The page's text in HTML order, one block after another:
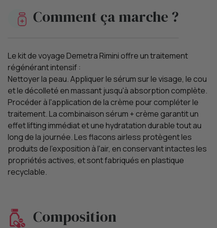
Comment ça marche ?
Le kit de voyage Demetra Rimini offre un traitement
régénérant intensif :
Nettoyer la peau. Appliquer le sérum sur le visage, le cou
et le décolleté en massant jusqu'à absorption complète.
Procéder à l'application de la crème pour compléter le
traitement. La combinaison sérum + crème garantit un
effet lifting immédiat et une hydratation durable tout au
long de la journée. Les flacons airless protègent les
produits de l'exposition à l'air, en conservant intactes les
propriétés actives, et sont fabriqués en plastique
recyclable.
Composition